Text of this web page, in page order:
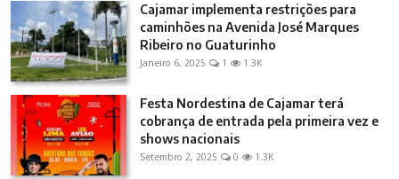
Cajamar implementa restrições para
caminhões na Avenida José Marques
Ribeiro no Guaturinho
Janeiro 6, 2025 1 1.3K
Festa Nordestina de Cajamar terá
cobrança de entrada pela primeira vez e
shows nacionais
Setembro 2, 2025 0 1.3K